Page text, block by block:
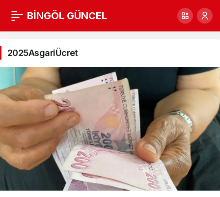
BİNGÖL GÜNCEL
2025AsgariÜcret
Haberleri
2025AsgariÜcret